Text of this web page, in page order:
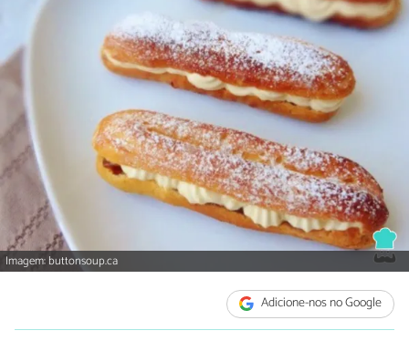
Imagem: buttonsoup.ca
Adicione-nos no Google